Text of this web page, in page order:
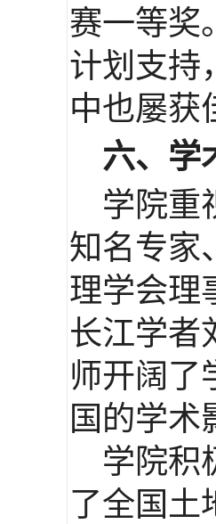
赛一等奖
计划支持
中也屡获
六、学
学院重
知名专家
理学会理
长江学者
师开阔了
国的学术
学院积
了全国土